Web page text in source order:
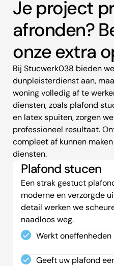
Je project
afronden?
onze extra
Bij Stucwerk038 bieden
dunpleisterdienst aan,
woning volledig af te
diensten, zoals plafond
en latex spuiten, zorgen
professioneel resultaat.
compleet af kunnen
diensten.
Plafond stucen
Een strak gestuct
moderne en verzorgde
detail werken we
naadloos weg.
Werkt
Geeft uw plafond